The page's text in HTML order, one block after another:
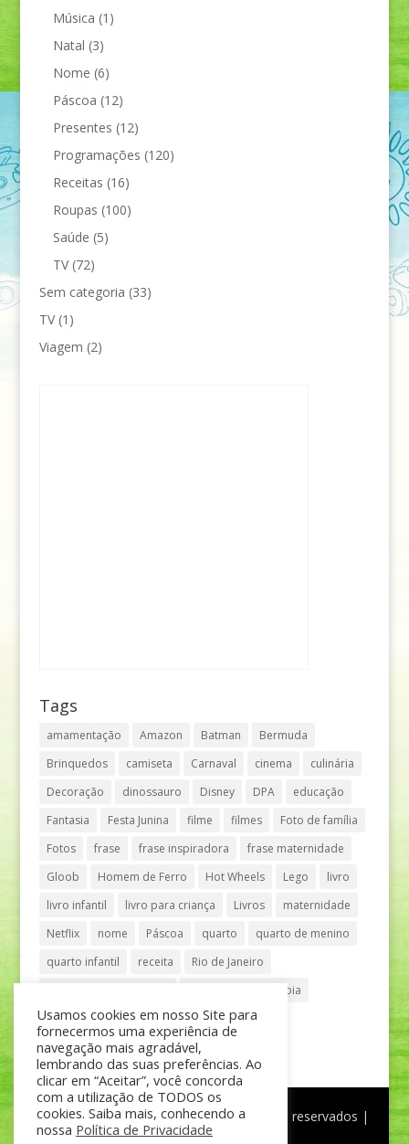
Música (1)
Natal (3)
Nome (6)
Páscoa (12)
Presentes (12)
Programações (120)
Receitas (16)
Roupas (100)
Saúde (5)
TV(72)
Sem categoria (33)
TV(1)
Viagem (2)
Tags
amamentação Amazon Batman
Bermuda
Brinquedos
camiseta Carnaval cinema
culinária
Decoração
dinossauro Disney DPA
educação
Fantasia
Festa Junina filme filmes
Foto de família
Fotos
frase frase inspiradora
frase maternidade
Gloob
Homem de Ferro Hot Wheels Lego
livro
livro infantil
livro para criança Livros
maternidade
Netflix
nome Páscoa quarto
quarto de menino
quarto infantil
receita
Rio de Janeiro
Shopping Vila Olímpia
São Paulo
teatro tênis
®Mãe de Menino | © Todos os direitos reservados |
Política de Privacidade
Usamos cookies em nosso Site para
fornecermos uma experiência de
navegação mais agradável,
lembrando das suas preferências. Ao
clicar em “Aceitar”, você concorda
com a utilização de TODOS os
cookies. Saiba mais, conhecendo a
nossa Política de Privacidade